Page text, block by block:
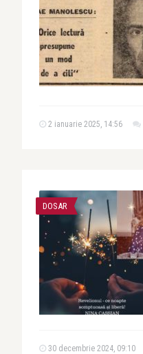
2 ianuarie 2025, 14:56
DOSAR
30 decembrie 2024, 09:10